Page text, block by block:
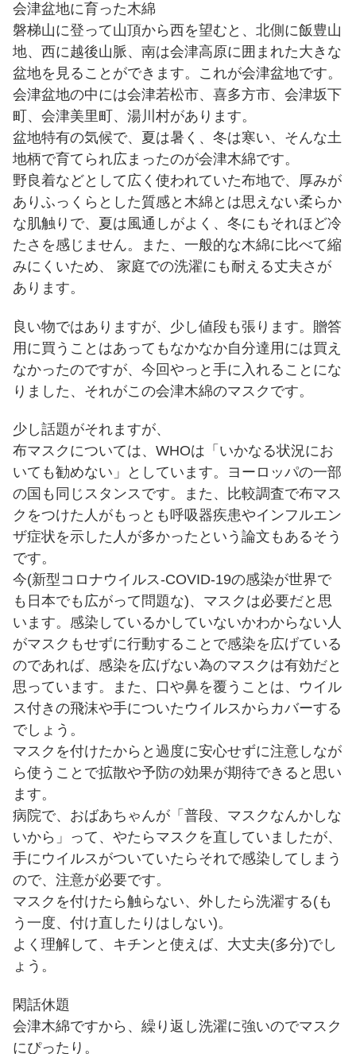
会津盆地に育った木綿
磐梯山に登って山頂から西を望むと、北側に飯豊山
地、西に越後山脈、南は会津高原に囲まれた大きな
盆地を見ることができます。これが会津盆地です。
会津盆地の中には会津若松市、喜多方市、会津坂下
町、会津美里町、湯川村があります。
盆地特有の気候で、夏は暑く、冬は寒い、そんな土
地柄で育てられ広まったのが会津木綿です。
野良着などとして広く使われていた布地で、厚みが
ありふっくらとした質感と木綿とは思えない柔らか
な肌触りで、夏は風通しがよく、冬にもそれほど冷
たさを感じません。また、一般的な木綿に比べて縮
みにくいため、 家庭での洗濯にも耐える丈夫さが
あります。
良い物ではありますが、少し値段も張ります。贈答
用に買うことはあってもなかなか自分達用には買え
なかったのですが、今回やっと手に入れることにな
りました、それがこの会津木綿のマスクです。
少し話題がそれますが、
布マスクについては、WHOは「いかなる状況にお
いても勧めない」としています。ヨーロッパの一部
の国も同じスタンスです。また、比較調査で布マス
クをつけた人がもっとも呼吸器疾患やインフルエン
ザ症状を示した人が多かったという論文もあるそう
です。
今(新型コロナウイルス-COVID-19の感染が世界で
も日本でも広がって問題な)、マスクは必要だと思
います。感染しているかしていないかわからない人
がマスクもせずに行動することで感染を広げている
のであれば、感染を広げない為のマスクは有効だと
思っています。また、口や鼻を覆うことは、ウイル
ス付きの飛沫や手についたウイルスからカバーする
でしょう。
マスクを付けたからと過度に安心せずに注意しなが
ら使うことで拡散や予防の効果が期待できると思い
ます。
病院で、おばあちゃんが「普段、マスクなんかしな
いから」って、やたらマスクを直していましたが、
手にウイルスがついていたらそれで感染してしまう
ので、注意が必要です。
マスクを付けたら触らない、外したら洗濯する(も
う一度、付け直したりはしない)。
よく理解して、キチンと使えば、大丈夫(多分)でし
ょう。
閑話休題
会津木綿ですから、繰り返し洗濯に強いのでマスク
にぴったり。